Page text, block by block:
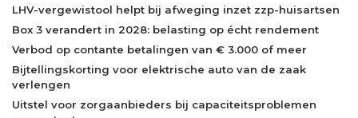
LHV-vergewistool helpt bij afweging inzet zzp-huisartsen
Box 3 verandert in 2028: belasting op écht rendement
Verbod op contante betalingen van € 3.000 of meer
Bijtellingskorting voor elektrische auto van de zaak
verlengen
Uitstel voor zorgaanbieders bij capaciteitsproblemen